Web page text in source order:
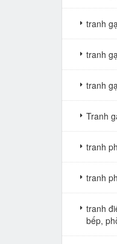
tranh
tranh
tranh
Tranh
tranh
tranh
tranh
bếp,